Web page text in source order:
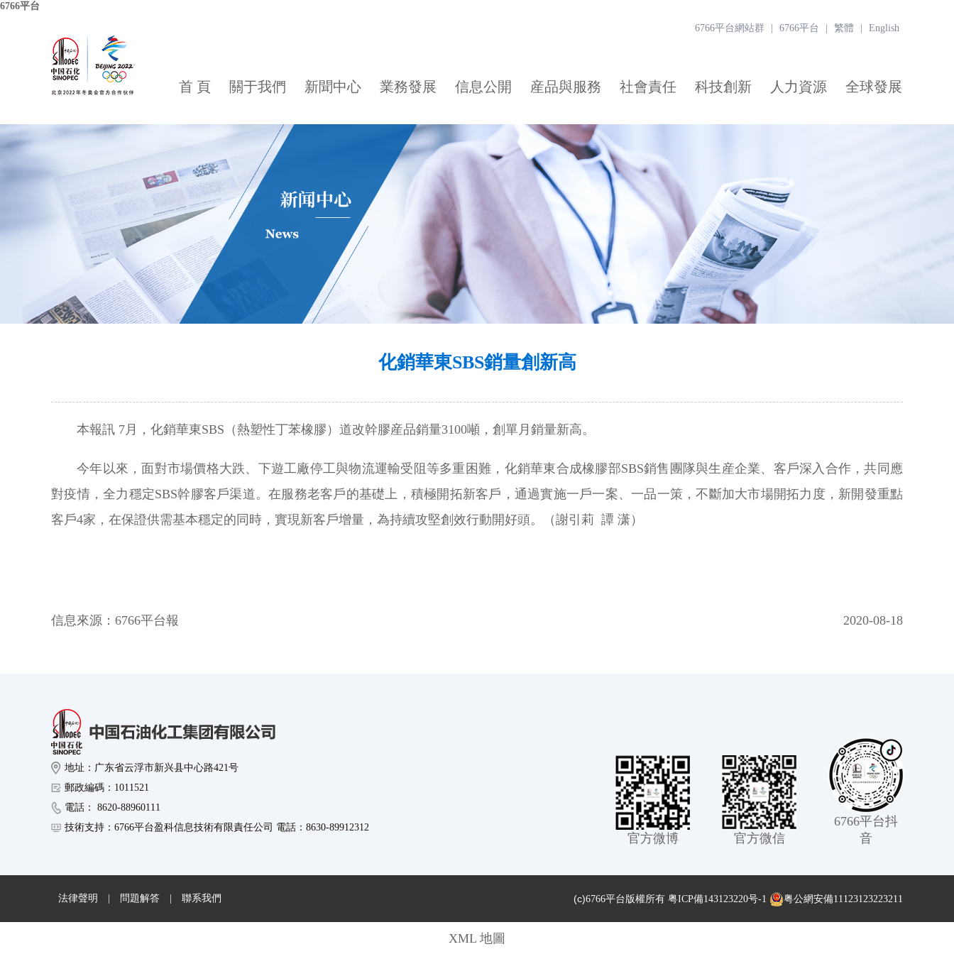
6766平台
6766平台網站群 6766平台 繁體 English
首 頁 關于我們 新聞中心 業務發展 信息公開 産品與服務 社會責任 科技創新 人力資源 全球發展
化銷華東SBS銷量創新高
本報訊 7月，化銷華東SBS（熱塑性丁苯橡膠）道改幹膠産品銷量3100噸，創單月銷量新高。
今年以來，面對市場價格大跌、下遊工廠停工與物流運輸受阻等多重困難，化銷華東合成橡膠部SBS銷售團隊與生産企業、客戶深入合作，共同應
對疫情，全力穩定SBS幹膠客戶渠道。在服務老客戶的基礎上，積極開拓新客戶，通過實施一戶一案、一品一策，不斷加大市場開拓力度，新開發重點
客戶4家，在保證供需基本穩定的同時，實現新客戶增量，為持續攻堅創效行動開好頭。（謝引莉 譚 潇）
信息來源： 6766平台報 2020-08-18
地址：广东省云浮市新兴县中心路421号
郵政編碼：1011521
電話： 8620-88960111
技術支持：6766平台盈科信息技術有限責任公司 電話：8630-89912312
官方微博 官方微信
6766平台抖
音
法律聲明 | 問題解答 | 聯系我們 (c)6766平台版權所有 粤ICP備143123220号-1 粤公網安備11123123223211
XML 地圖